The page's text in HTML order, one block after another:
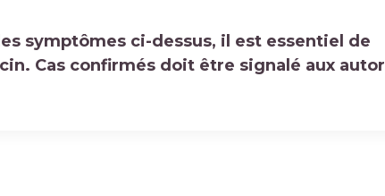
symptômes ci-dessus, il est essentiel de
Cas confirmés doit être signalé aux